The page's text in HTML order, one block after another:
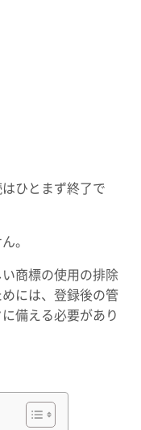
ひとまず終了で
。
商標の使用の排除
には、登録後の管
備える必要があり